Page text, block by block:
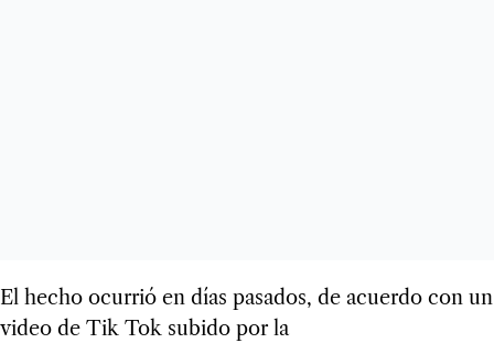
El hecho ocurrió en días pasados, de acuerdo con un
video de Tik Tok subido por la